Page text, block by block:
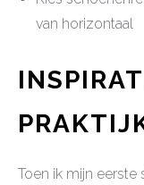
van horizontaal
Toen ik mijn eerste